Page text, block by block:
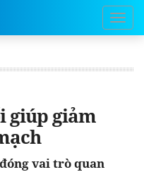
giúp giảm
vai trò quan